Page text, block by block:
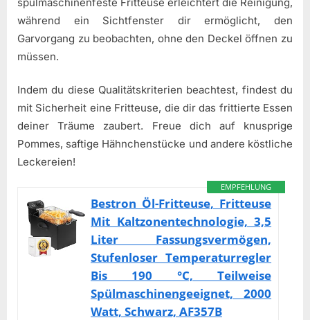
während ein Sichtfenster dir ermöglicht, den
Garvorgang zu beobachten, ohne den Deckel öffnen zu
müssen.
Indem du diese Qualitätskriterien beachtest, findest du
mit Sicherheit eine Fritteuse, die dir das frittierte Essen
deiner Träume zaubert. Freue dich auf knusprige
Pommes, saftige Hähnchenstücke und andere köstliche
Leckereien!
EMPFEHLUNG
Bestron Öl-Fritteuse, Fritteuse
Mit Kaltzonentechnologie, 3,5
Liter Fassungsvermögen,
Stufenloser Temperaturregler
Bis 190 °C, Teilweise
Spülmaschinengeeignet, 2000
Watt, Schwarz, AF357B